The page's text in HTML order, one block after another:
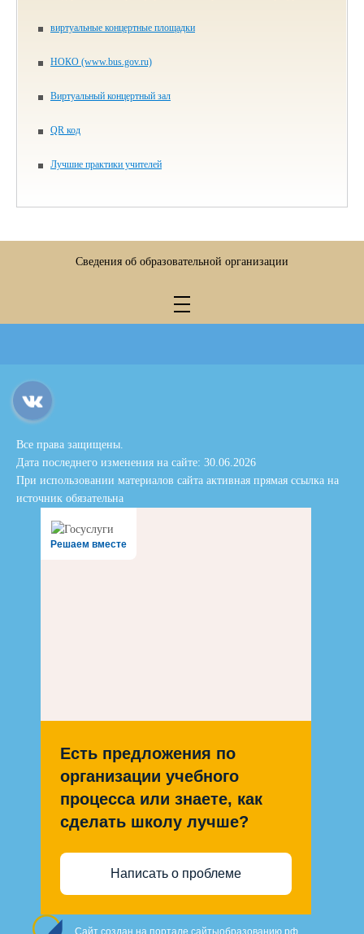
виртуальные концертные площадки
НОКО (www.bus.gov.ru)
Виртуальный концертный зал
QR код
Лучшие практики учителей
Сведения об образовательной организации
Все права защищены.
Дата последнего изменения на сайте: 30.06.2026
При использовании материалов сайта активная прямая ссылка на
источник обязательна
Решаем вместе
Есть предложения по
организации учебного
процесса или знаете, как
сделать школу лучше?
Написать о проблеме
Сайт создан на портале сайтыобразованию.рф